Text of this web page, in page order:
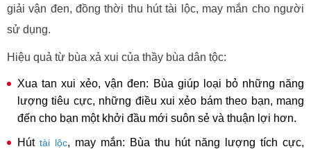
giải vận đen, đồng thời thu hút tài lộc, may mắn cho người
sử dụng.
Hiệu quả từ bùa xả xui của thầy bùa dân tộc:
Xua tan xui xẻo, vận đen: Bùa giúp loại bỏ những năng
lượng tiêu cực, những điều xui xẻo bám theo bạn, mang
đến cho bạn một khởi đầu mới suôn sẻ và thuận lợi hơn.
Hút tài lộc, may mắn: Bùa thu hút năng lượng tích cực,